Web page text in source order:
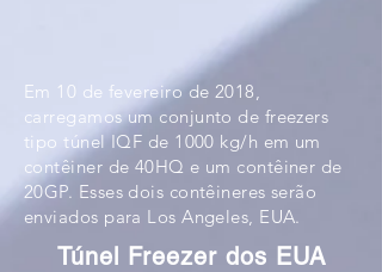
Em 10 de fevereiro de 2018,
carregamos um conjunto de freezers
tipo túnel IQF de 1000 kg/h em um
contêiner de 40HQ e um contêiner de
20GP. Esses dois contêineres serão
enviados para Los Angeles, EUA.
Túnel Freezer dos EUA